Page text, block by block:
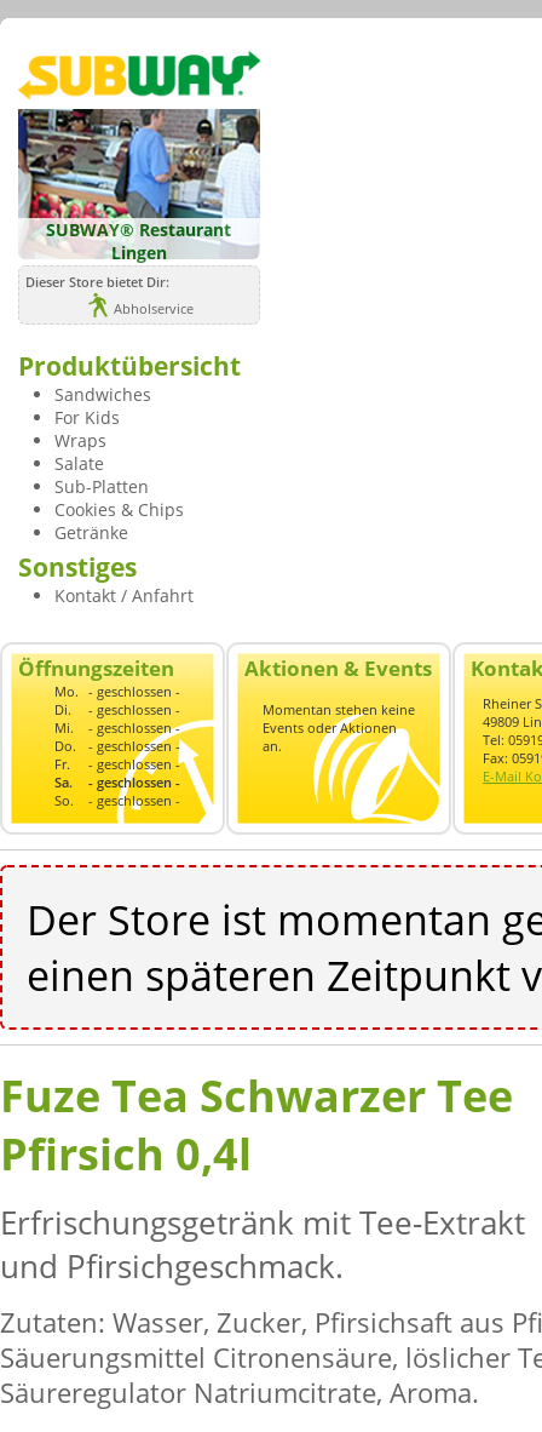
SUBWAY® Restaurant
Lingen
Dieser Store bietet Dir:
Abholservice
Produktübersicht
Sandwiches
For Kids
Wraps
Salate
Sub-Platten
Cookies & Chips
Getränke
Sonstiges
Kontakt / Anfahrt
Öffnungszeiten
Mo. - geschlossen -
Di.
- geschlossen -
Mi.
- geschlossen -
Do.
- geschlossen -
Fr.
- geschlossen -
Sa.
- geschlossen -
So.
- geschlossen -
Aktionen & Events
Momentan stehen keine
Events oder Aktionen
an.
Rheiner
49809
Tel:
Fax:
E-Mail
Der Store ist momentan
einen späteren Zeitpunkt
Fuze Tea Schwarzer Tee
Pfirsich 0,4l
Erfrischungsgetränk mit Tee-Extrakt
und Pfirsichgeschmack.
Zutaten: Wasser, Zucker, Pfirsichsaft aus
Säuerungsmittel Citronensäure, löslicher
Säureregulator Natriumcitrate, Aroma.